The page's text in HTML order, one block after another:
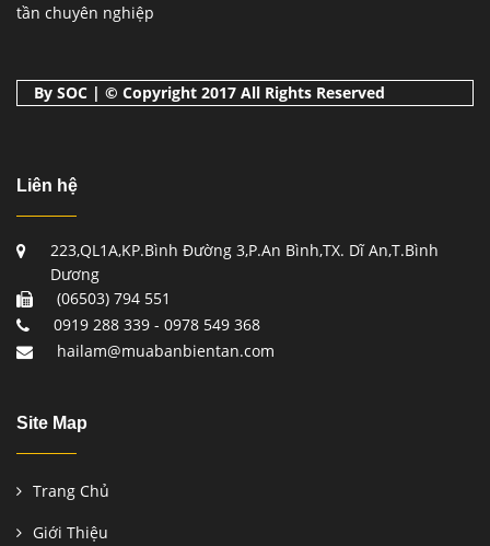
tần chuyên nghiệp
By SOC | © Copyright 2017 All Rights Reserved
Liên hệ
223,QL1A,KP.Bình Đường 3,P.An Bình,TX. Dĩ An,T.Bình
Dương
(06503) 794 551
0919 288 339 - 0978 549 368
hailam@muabanbientan.com
Site Map
Trang Chủ
Giới Thiệu